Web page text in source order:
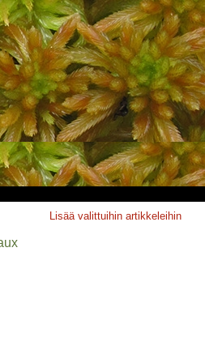
Lisää valittuihin artikkeleihin